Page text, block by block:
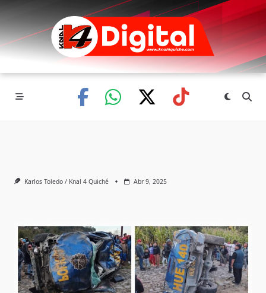
Skip
content
Karlos Toledo / Knal 4 Quiché Abr 9, 2025